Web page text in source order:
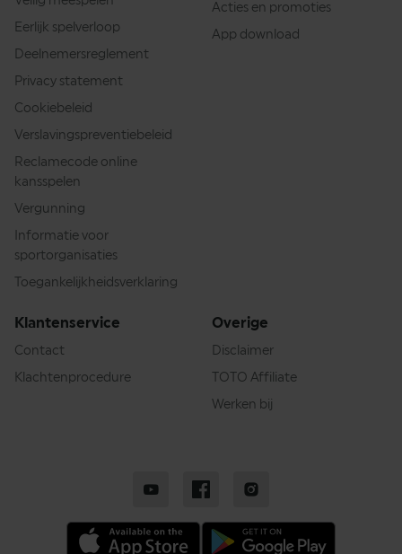
Eerlijk spelverloop
Deelnemersreglement
Privacy statement
Cookiebeleid
Verslavingspreventiebeleid
Reclamecode online
kansspelen
Vergunning
Informatie voor
sportorganisaties
Toegankelijkheidsverklaring
Acties en promoties
App download
Klantenservice
Contact
Klachtenprocedure
Overige
Disclaimer
TOTO Affiliate
Werken bij